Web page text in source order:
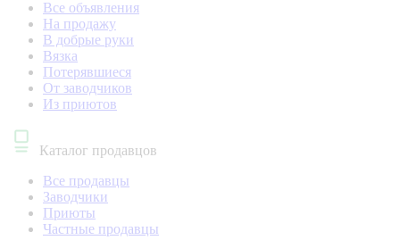
Все объявления
На продажу
В добрые руки
Вязка
Потерявшиеся
От заводчиков
Из приютов
Каталог продавцов
Все продавцы
Заводчики
Приюты
Частные продавцы